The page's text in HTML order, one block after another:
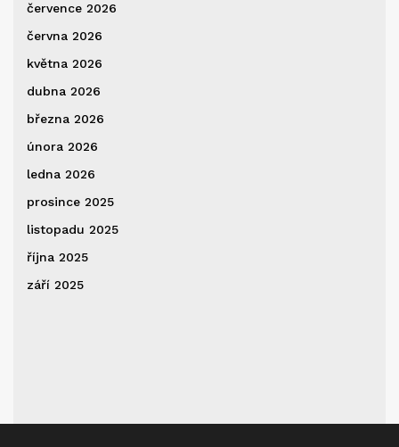
července 2026
června 2026
května 2026
dubna 2026
března 2026
února 2026
ledna 2026
prosince 2025
listopadu 2025
října 2025
září 2025